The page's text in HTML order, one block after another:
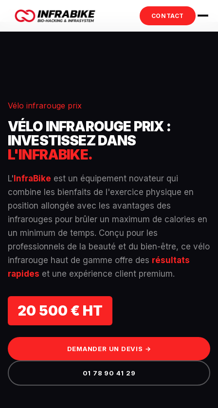
CONTACT
Accueil Prix
Vélo infrarouge prix
VÉLO INFRAROUGE PRIX :
INVESTISSEZ DANS
L'INFRABIKE.
L' InfraBike est un équipement novateur qui
combine les bienfaits de l'exercice physique en
position allongée avec les avantages des
infrarouges pour brûler un maximum de calories en
un minimum de temps. Conçu pour les
professionnels de la beauté et du bien-être, ce vélo
infrarouge haut de gamme offre des résultats
rapides et une expérience client premium.
20 500 € HT
DEMANDER UN DEVIS →
01 78 90 41 29